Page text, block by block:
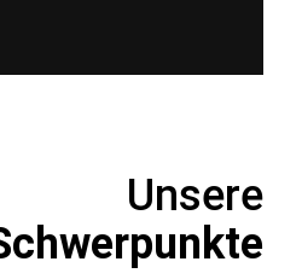
Unsere